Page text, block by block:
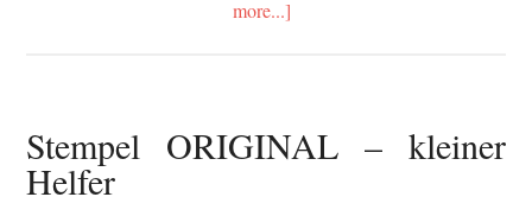
more...]
Stempel ORIGINAL – kleiner
Helfer